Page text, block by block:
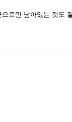
로만 남아있는 것도